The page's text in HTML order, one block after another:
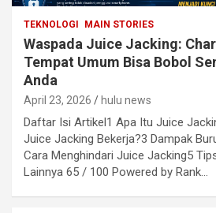
TEKNOLOGI MAIN STORIES
Waspada Juice Jacking:
Tempat Umum Bisa Bobol
Anda
April 23, 2026 hulu news
Daftar Isi Artikel1 Apa Itu Juice
Juice Jacking Bekerja?3 Dampak
Cara Menghindari Juice Jacking5
Lainnya 65 / 100 Powered by Rank…